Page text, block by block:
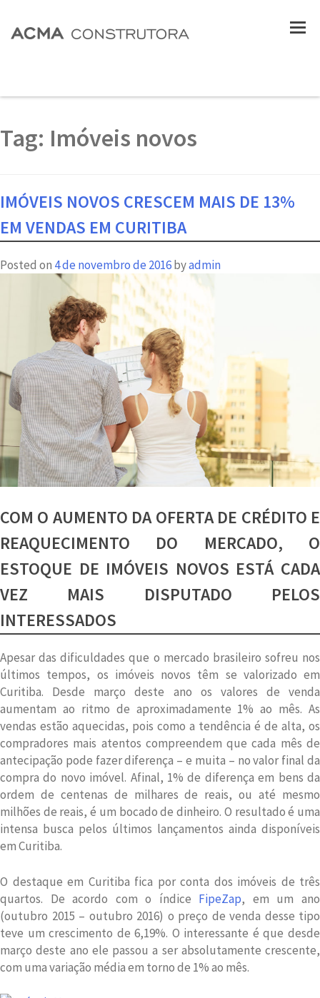
Tag: Imóveis novos
IMÓVEIS NOVOS CRESCEM MAIS DE 13%
EM VENDAS EM CURITIBA
Posted on 4 de novembro de 2016byadmin
COM O AUMENTO DA OFERTA DE CRÉDITO E
REAQUECIMENTO DO MERCADO, O
ESTOQUE DE IMÓVEIS NOVOS ESTÁ CADA
VEZ MAIS DISPUTADO PELOS
INTERESSADOS
Apesar das dificuldades que o mercado brasileiro sofreu nos
últimos tempos, os imóveis novos têm se valorizado em
Curitiba. Desde março deste ano os valores de venda
aumentam ao ritmo de aproximadamente 1% ao mês. As
vendas estão aquecidas, pois como a tendência é de alta, os
compradores mais atentos compreendem que cada mês de
antecipação pode fazer diferença – e muita – no valor final da
compra do novo imóvel. Afinal, 1% de diferença em bens da
ordem de centenas de milhares de reais, ou até mesmo
milhões de reais, é um bocado de dinheiro. O resultado é uma
intensa busca pelos últimos lançamentos ainda disponíveis
em Curitiba.
O destaque em Curitiba fica por conta dos imóveis de três
quartos. De acordo com o índice FipeZap, em um ano
(outubro 2015 – outubro 2016) o preço de venda desse tipo
teve um crescimento de 6,19%. O interessante é que desde
março deste ano ele passou a ser absolutamente crescente,
com uma variação média em torno de 1% ao mês.